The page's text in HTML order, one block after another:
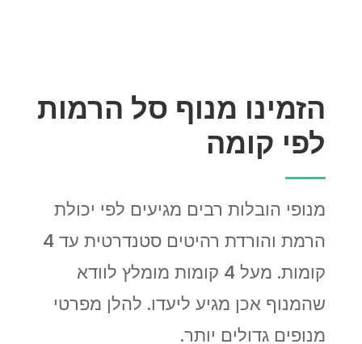
הזמינו מנוף סל הרמות
לפי קומה
מנופי הובלות רבים מגיעים לפי יכולת
הרמת והורדת רהיטים סטנדרטית עד 4
קומות. מעל 4 קומות מומלץ לוודא
שהמנוף אכן מגיע ליעדו. להלן מפרטי
מנופים גדולים יותר.